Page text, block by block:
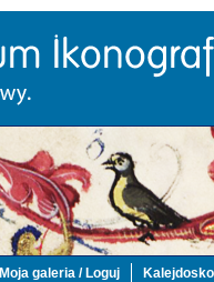
Moja galeria / Loguj